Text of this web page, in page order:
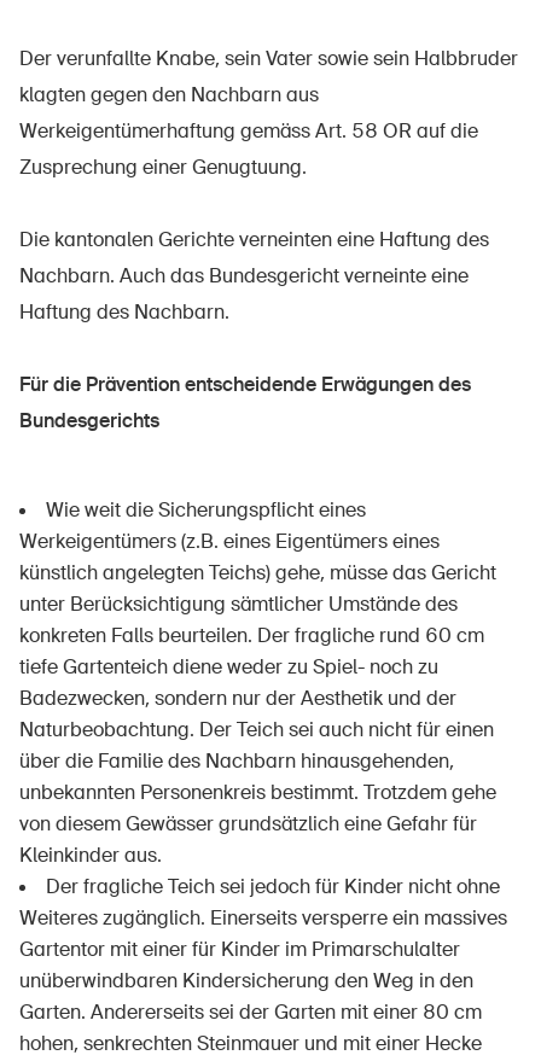
Der verunfallte Knabe, sein Vater sowie sein Halbbruder
klagten gegen den Nachbarn aus
Werkeigentümerhaftung gemäss Art. 58 OR auf die
Zusprechung einer Genugtuung.
Die kantonalen Gerichte verneinten eine Haftung des
Nachbarn. Auch das Bundesgericht verneinte eine
Haftung des Nachbarn.
Für die Prävention entscheidende Erwägungen des
Bundesgerichts
Wie weit die Sicherungspflicht eines
Werkeigentümers (z.B. eines Eigentümers eines
künstlich angelegten Teichs) gehe, müsse das Gericht
unter Berücksichtigung sämtlicher Umstände des
konkreten Falls beurteilen. Der fragliche rund 60 cm
tiefe Gartenteich diene weder zu Spiel- noch zu
Badezwecken, sondern nur der Aesthetik und der
Naturbeobachtung. Der Teich sei auch nicht für einen
über die Familie des Nachbarn hinausgehenden,
unbekannten Personenkreis bestimmt. Trotzdem gehe
von diesem Gewässer grundsätzlich eine Gefahr für
Kleinkinder aus.
Der fragliche Teich sei jedoch für Kinder nicht ohne
Weiteres zugänglich. Einerseits versperre ein massives
Gartentor mit einer für Kinder im Primarschulalter
unüberwindbaren Kindersicherung den Weg in den
Garten. Andererseits sei der Garten mit einer 80 cm
hohen, senkrechten Steinmauer und mit einer Hecke